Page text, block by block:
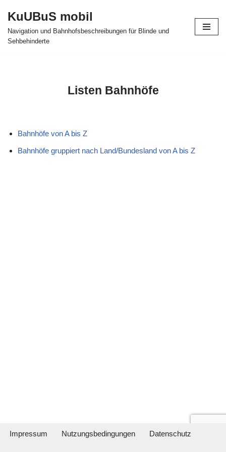
Zum
Inhalt
KuUBuS mobil
Navigation und Bahnhofsbeschreibungen für Blinde und
Sehbehinderte
Listen Bahnhöfe
Bahnhöfe von A bis Z
Bahnhöfe gruppiert nach Land/Bundesland von A bis Z
Impressum Nutzungsbedingungen Datenschutz